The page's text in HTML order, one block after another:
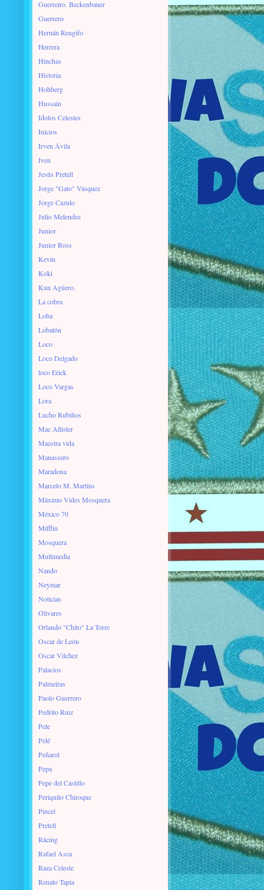
Guerreiro. Beckenbauer
Guerrero
Hernán Rengifo
Herrera
Hinchas
Historia
Hohberg
Hussain
Idolos Celestes
Inicios
Irven Ávila
Iven
Jesús Pretell
Jorge "Gato" Vásquez
Jorge Cazulo
Julio Melendez
Junior
Junior Ross
Kevin
Koki
Kun Agüero.
La cobra
Loba
Lobatón
Loco
Loco Delgado
loco Erick
Loco Vargas
Lora
Lucho Rubiños
Mac Allister
Maestra vida
Manassero
Maradona
Marcelo M. Martins
Máximo Vides Mosquera
México 70
Mifflin
Mosquera
Multimedia
Nando
Neymar
Noticias
Olivares
Orlando "Chito" La Torre
Oscar de León
Oscar Vilchez
Palacios
Palmeiras
Paolo Guerrero
Pedrito Ruiz
Pele
Pelé
Peñarol
Pepa
Pepe del Castillo
Periquito Chiroque
Pincel
Pretell
Rácing
Rafael Asca
Raza Celeste
Renato Tapia